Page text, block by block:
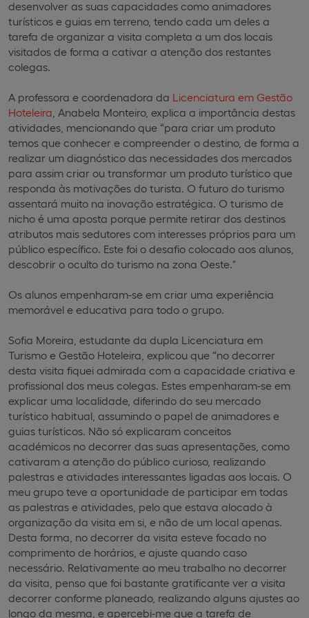
desenvolver as suas capacidades como animadores
turísticos e guias em terreno, tendo cada um deles a
tarefa de organizar a visita completa a um dos locais
visitados de forma a cativar a atenção dos restantes
colegas.
A professora e coordenadora da Licenciatura em Gestão
Hoteleira , Anabela Monteiro, explica a importância destas
atividades, mencionando que “para criar um produto
temos que conhecer e compreender o destino, de forma a
realizar um diagnóstico das necessidades dos mercados
para assim criar ou transformar um produto turístico que
responda às motivações do turista. O futuro do turismo
assentará muito na inovação estratégica. O turismo de
nicho é uma aposta porque permite retirar dos destinos
atributos mais sedutores com interesses próprios para um
público específico. Este foi o desafio colocado aos alunos,
descobrir o oculto do turismo na zona Oeste."
Os alunos empenharam-se em criar uma experiência
memorável e educativa para todo o grupo.
Sofia Moreira, estudante da dupla Licenciatura em
Turismo e Gestão Hoteleira, explicou que “no decorrer
desta visita fiquei admirada com a capacidade criativa e
profissional dos meus colegas. Estes empenharam-se em
explicar uma localidade, diferindo do seu mercado
turístico habitual, assumindo o papel de animadores e
guias turísticos. Não só explicaram conceitos
académicos no decorrer das suas apresentações, como
cativaram a atenção do público curioso, realizando
palestras e atividades interessantes ligadas aos locais. O
meu grupo teve a oportunidade de participar em todas
as palestras e atividades, pelo que estava alocado à
organização da visita em si, e não de um local apenas.
Desta forma, no decorrer da visita esteve focado no
comprimento de horários, e ajuste quando caso
necessário. Relativamente ao meu trabalho no decorrer
da visita, penso que foi bastante gratificante ver a visita
decorrer conforme planeado, realizando alguns ajustes ao
longo da mesma, e apercebi-me que a tarefa de